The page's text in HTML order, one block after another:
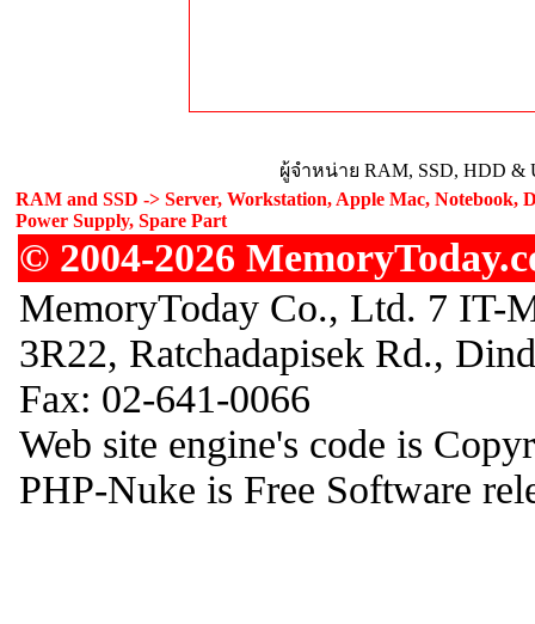
ผู้จำหน่าย RAM, SSD, HDD &
RAM and SSD -> Server, Workstation, Apple Mac, Notebook,
Power Supply, Spare Part
© 2004-2026
MemoryToday Co., Ltd. 7 IT-
3R22, Ratchadapisek Rd.,
Fax: 02-641-0066
Web site engine's code is
PHP-Nuke is Free Software